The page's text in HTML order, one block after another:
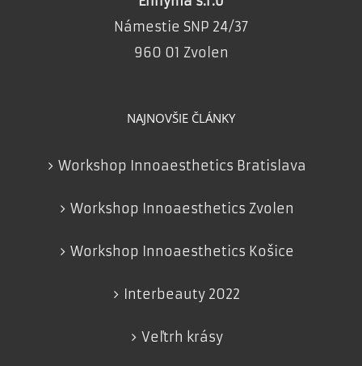
Námestie SNP 24/37
960 01 Zvolen
NAJNOVŠIE ČLÁNKY
Workshop Innoaesthetics Bratislava
Workshop Innoaesthetics Zvolen
Workshop Innoaesthetics Košice
Interbeauty 2022
Veľtrh krásy